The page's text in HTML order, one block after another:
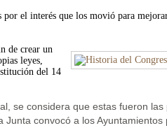
el interés que los movió para
de crear un
leyes,
del 14
se considera que estas fueron las
convocó a los Ayuntamientos